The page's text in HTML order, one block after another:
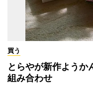
買う
とらやが新作よう
組み合わせ